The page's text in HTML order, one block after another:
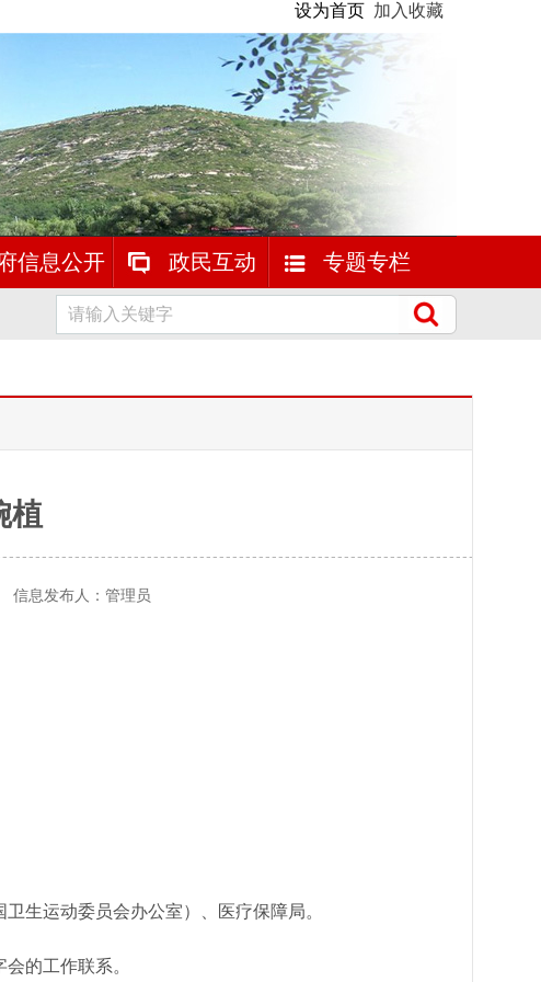
设为首页 加入收藏
信息公开 政民互动 专题专栏
植
信息发布人：管理员
生运动委员会办公室）、医疗保障局。
的工作联系。